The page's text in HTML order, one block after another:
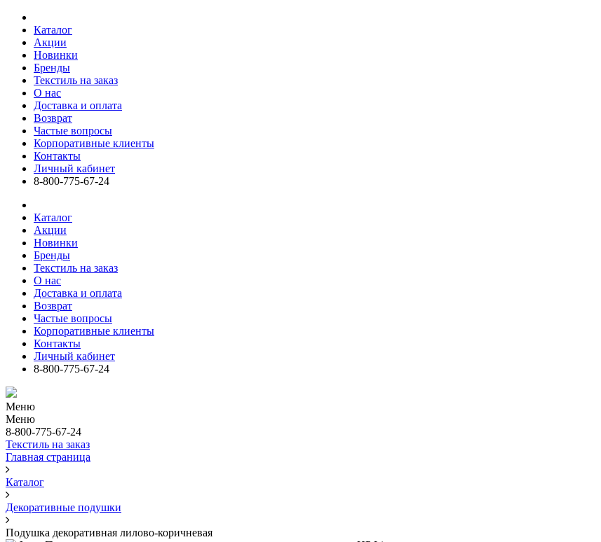
Каталог
Акции
Новинки
Бренды
Текстиль на заказ
О нас
Доставка и оплата
Возврат
Частые вопросы
Корпоративные клиенты
Контакты
Личный кабинет
8-800-775-67-24
Каталог
Акции
Новинки
Бренды
Текстиль на заказ
О нас
Доставка и оплата
Возврат
Частые вопросы
Корпоративные клиенты
Контакты
Личный кабинет
8-800-775-67-24
Меню
Меню
8-800-775-67-24
Текстиль на заказ
Главная страница
Каталог
Декоративные подушки
Подушка декоративная лилово-коричневая